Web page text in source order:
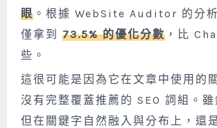
眼 。根據 WebSite Auditor 的分
僅拿到 73.5% 的優化分數 ，比
些。
這很可能是因為它在文章中使用的
沒有完整覆蓋推薦的 SEO 詞組。雖
但在關鍵字自然融入與分布上，還